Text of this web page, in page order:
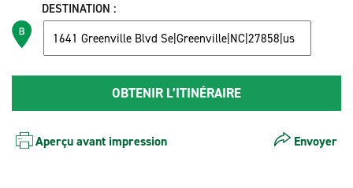
DESTINATION :
Aperçu avant impression Envoyer